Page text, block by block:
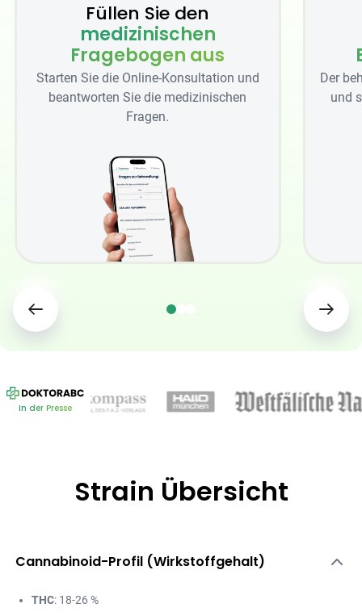
Füllen Sie den
medizinischen
Fragebogen aus
Starten Sie die Online-Konsultation und
beantworten Sie die medizinischen
Fragen.
Der
und
In der Presse
Strain Übersicht
Cannabinoid-Profil (Wirkstoffgehalt)
THC: 18-26 %